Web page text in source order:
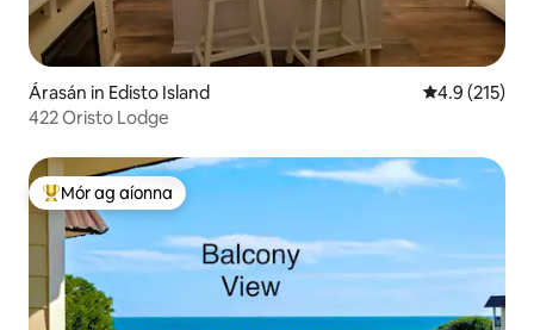
Árasán in Edisto Island Meánrátáil
4.9 (215)
422 Oristo Lodge
An-mhór ag aíonna
Mór ag aíonna